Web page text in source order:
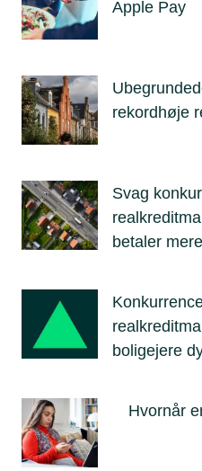
Apple Pay
rekordhøje
Svag
betaler
boligejere
Hvornår